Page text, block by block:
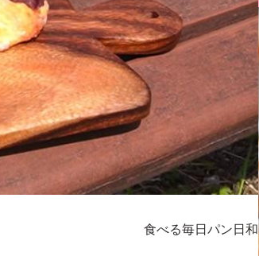
食べる毎日パン日和